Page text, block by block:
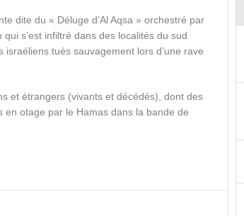
dite du « Déluge d’Al Aqsa » orchestré par
s’est infiltré dans des localités du sud
tués sauvagement lors d’une rave
et étrangers (vivants et décédés), dont des
otage par le Hamas dans la bande de